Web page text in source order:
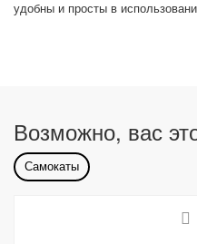
удобны и просты в
Возможно, вас
Самокаты